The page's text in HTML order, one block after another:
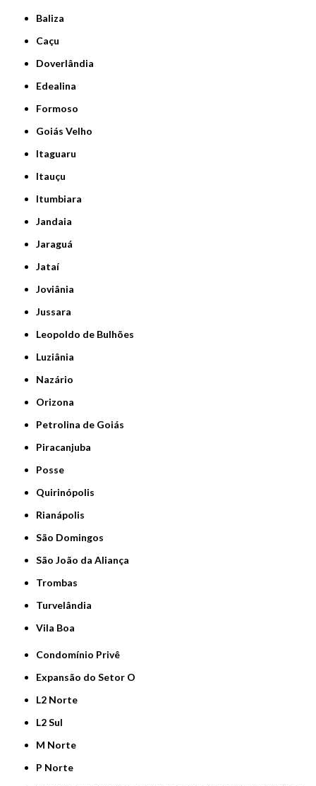
Baliza
Caçu
Doverlândia
Edealina
Formoso
Goiás Velho
Itaguaru
Itauçu
Itumbiara
Jandaia
Jaraguá
Jataí
Joviânia
Jussara
Leopoldo de Bulhões
Luziânia
Nazário
Orizona
Petrolina de Goiás
Piracanjuba
Posse
Quirinópolis
Rianápolis
São Domingos
São João da Aliança
Trombas
Turvelândia
Vila Boa
Condomínio Privê
Expansão do Setor O
L2 Norte
L2 Sul
M Norte
P Norte